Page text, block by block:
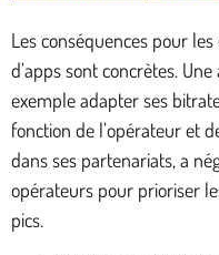
Les conséquences pour
d’apps sont concrètes.
exemple adapter ses
fonction de l’opérateur et
dans ses partenariats, a
opérateurs pour prioriser
pics.